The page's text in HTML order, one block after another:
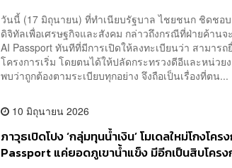
วันนี้ (17 มิถุนายน) ที่ทำเนียบรัฐบาล ไชยชนก ชิดชอ
ดิจิทัลเพื่อเศรษฐกิจและสังคม กล่าวถึงกรณีที่ฝ่ายค้านจ
AI Passport ทันทีที่มีการเปิดให้ลงทะเบียนว่า สามารถ
โครงการเริ่ม โดยตนได้ให้ปลัดกระทรวงดีอีและหน่วย
พบว่าถูกต้องตามระเบียบทุกอย่าง จึงถือเป็นเรื่องที่ตน...
10 มิถุนายน 2026
ภาวุธเปิดโปง ‘กลุ่มทุนน้ำเงิน’ โมเดลใหม่โกงโค
Passport แค่ยอดภูเขาน้ำแข็ง มีอีกเป็นสิบโครง